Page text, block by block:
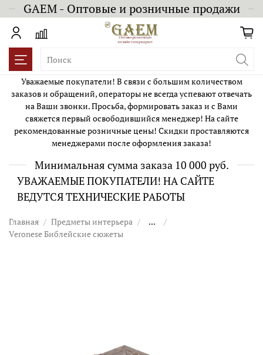
GAEM - Оптовые и розничные продажи
Уважаемые покупатели! В связи с большим количеством
заказов и обращений, операторы не всегда успевают отвечать
на Ваши звонки. Просьба, формировать заказ и с Вами
свяжется первый освободившийся менеджер! На сайте
рекомендованные розничные цены! Скидки проставляются
менеджерами после оформления заказа!
Минимальная сумма заказа 10 000 руб.
УВАЖАЕМЫЕ ПОКУПАТЕЛИ! НА САЙТЕ
ВЕДУТСЯ ТЕХНИЧЕСКИЕ РАБОТЫ
Главная Предметы интерьера
...
Veronese Библейские сюжеты